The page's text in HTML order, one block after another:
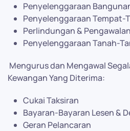
Penyelenggaraan
Penyelenggaraan Tempat-
Perlindungan &
Penyelenggaraan Tanah-
Mengurus dan Mengawal
Kewangan Yang Diterima:
Cukai Taksiran
Bayaran-Bayaran Lesen &
Geran Pelancaran